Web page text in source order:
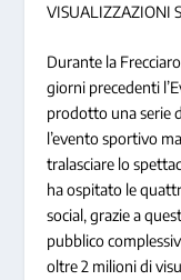
VISUALIZZAZIONI
Durante la
giorni precedenti
prodotto una serie
l’evento sportivo
tralasciare lo
ha ospitato le
social, grazie a
pubblico
oltre 2 milioni di